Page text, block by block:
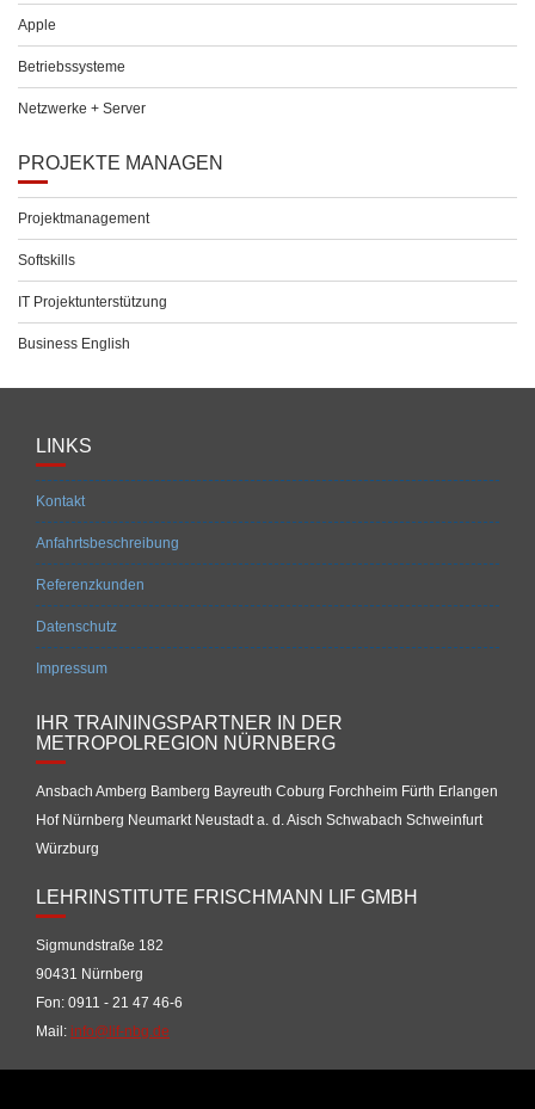
Apple
Betriebssysteme
Netzwerke + Server
PROJEKTE MANAGEN
Projektmanagement
Softskills
IT Projektunterstützung
Business English
LINKS
Kontakt
Anfahrtsbeschreibung
Referenzkunden
Datenschutz
Impressum
IHR TRAININGSPARTNER IN DER
METROPOLREGION NÜRNBERG
Ansbach Amberg Bamberg Bayreuth Coburg Forchheim Fürth Erlangen
Hof Nürnberg Neumarkt Neustadt a. d. Aisch Schwabach Schweinfurt
Würzburg
LEHRINSTITUTE FRISCHMANN LIF GMBH
Sigmundstraße 182
90431 Nürnberg
Fon: 0911 - 21 47 46-6
Mail: info@lif-nbg.de